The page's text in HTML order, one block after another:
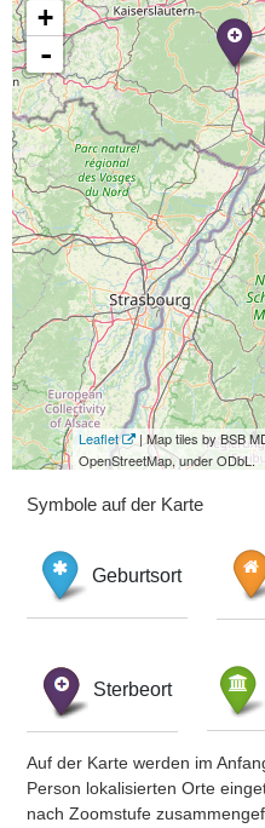
+
-
Leaflet
| Map tiles by BSB
OpenStreetMap, under ODbL.
Symbole auf der Karte
Geburtsort
Sterbeort
Auf der Karte werden im
Person lokalisierten Orte
nach Zoomstufe